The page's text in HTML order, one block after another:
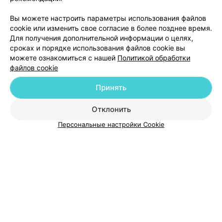
Добавить компанию
Вы можете настроить параметры использования файлов
cookie или изменить свое согласие в более позднее время.
Для получения дополнительной информации о целях,
сроках и порядке использования файлов cookie вы
можете ознакомиться с нашей Политикой обработки
файлов cookie
Отклонить
Принять
Персональные настройки Cookie